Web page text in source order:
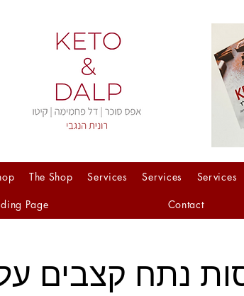
Services
Services
Services
The Shop
Contact
Page
נתח קצבים